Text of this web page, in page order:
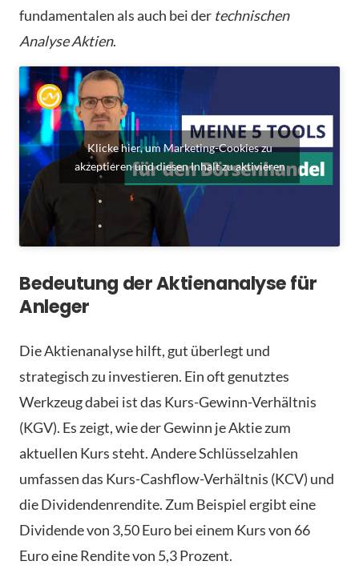
fundamentalen als auch bei der technischen
Analyse Aktien.
Klicke hier, um Marketing-Cookies zu
akzeptieren und diesen Inhalt zu aktivieren
Bedeutung der Aktienanalyse für
Anleger
Die Aktienanalyse hilft, gut überlegt und
strategisch zu investieren. Ein oft genutztes
Werkzeug dabei ist das Kurs-Gewinn-Verhältnis
(KGV). Es zeigt, wie der Gewinn je Aktie zum
aktuellen Kurs steht. Andere Schlüsselzahlen
umfassen das Kurs-Cashflow-Verhältnis (KCV) und
die Dividendenrendite. Zum Beispiel ergibt eine
Dividende von 3,50 Euro bei einem Kurs von 66
Euro eine Rendite von 5,3 Prozent.